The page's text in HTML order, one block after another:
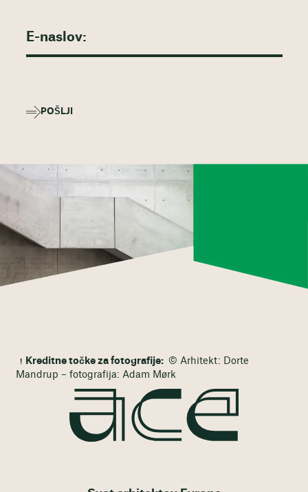
POŠLJI
Kreditne točke za fotografije: © Arhitekt: Dorte
Mandrup – fotografija: Adam Mørk